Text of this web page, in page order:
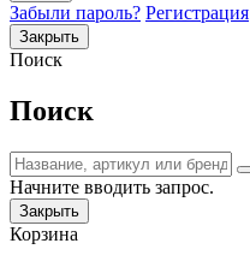
Забыли пароль? Регистрация
Закрыть
Поиск
Поиск
Начните вводить запрос.
Закрыть
Корзина